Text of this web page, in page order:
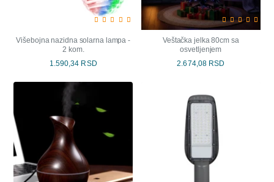
Višebojna nazidna solarna lampa -
2 kom.
1.590,34 RSD
Veštačka jelka 80cm sa
osvetljenjem
2.674,08 RSD